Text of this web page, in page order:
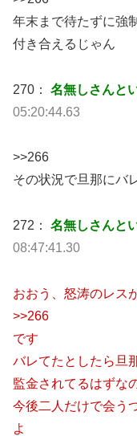
年末まで待たずに強
付き合えるじゃん
270： 名無しさんと
05:20:44.63
>>266
その状況で旦那にバ
272： 名無しさんと
08:47:41.30
おおう、怒涛のレス
>>266
です
バレてたとしたら旦
監金されてるはずな
今後二人だけで会う
よ